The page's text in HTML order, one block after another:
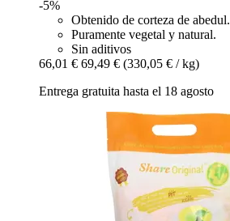
-5%
Obtenido de corteza de abedul.
Puramente vegetal y natural.
Sin aditivos
66,01 € 69,49 € (330,05 € / kg)
Entrega gratuita hasta el 18 agosto